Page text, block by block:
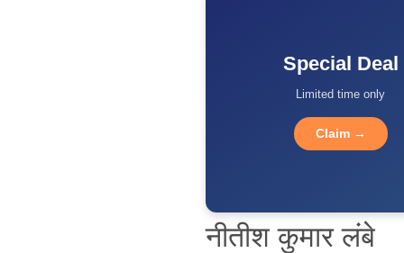
Special Deal
Limited time only
Claim →
नीतीश कुमार लंबे